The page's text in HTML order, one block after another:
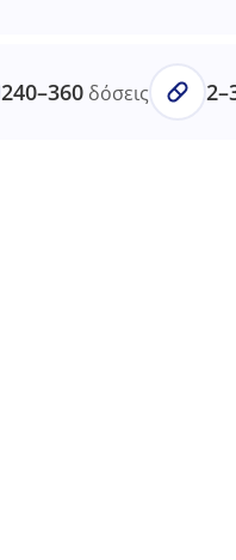
240–360 δόσεις